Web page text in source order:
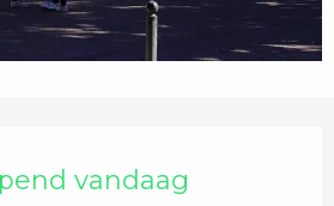
vandaag